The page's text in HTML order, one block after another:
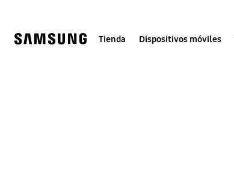
Tienda Dispositivos móviles